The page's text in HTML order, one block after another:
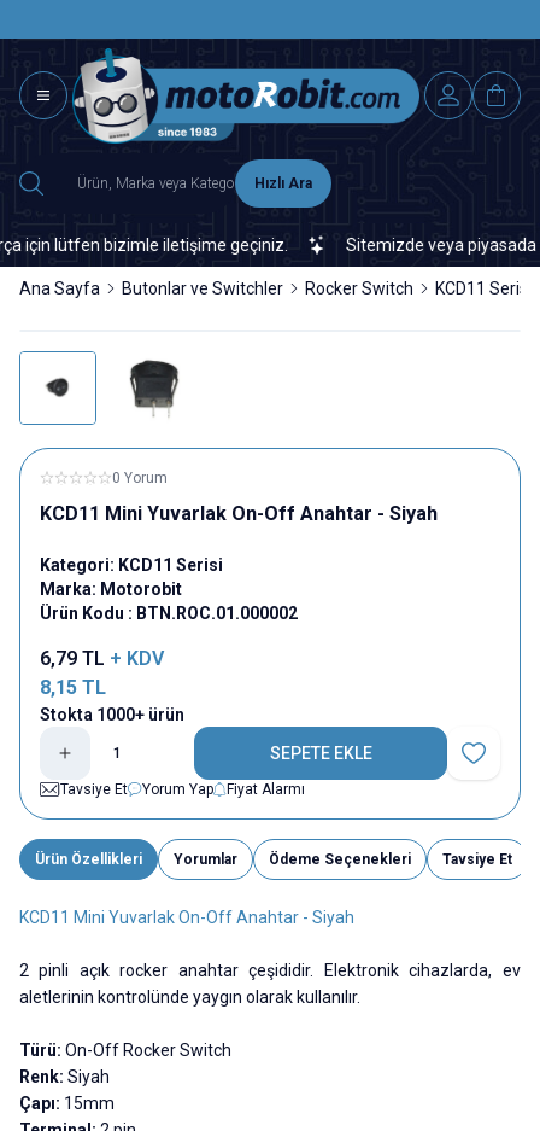
Hızlı Ara
lütfen bizimle iletişime geçiniz. Sitemizde veya piyasada
Ana Sayfa Butonlar ve Switchler Rocker Switch KCD11 Serisi
0 Yorum
KCD11 Mini Yuvarlak On-Off Anahtar - Siyah
Kategori: KCD11 Serisi
Marka: Motorobit
Ürün Kodu : BTN.ROC.01.000002
6,79 TL + KDV
8,15 TL
Stokta 1000+ ürün
SEPETE EKLE
Favoriye
Tavsiye Et
Yorum Yap Fiyat Alarmı
Ürün Özellikleri Yorumlar Ödeme Seçenekleri Tavsiye Et
KCD11 Mini Yuvarlak On-Off Anahtar - Siyah
2 pinli açık rocker anahtar çeşididir. Elektronik cihazlarda, ev
aletlerinin kontrolünde yaygın olarak kullanılır.
Türü: On-Off Rocker Switch
Renk: Siyah
Çapı: 15mm